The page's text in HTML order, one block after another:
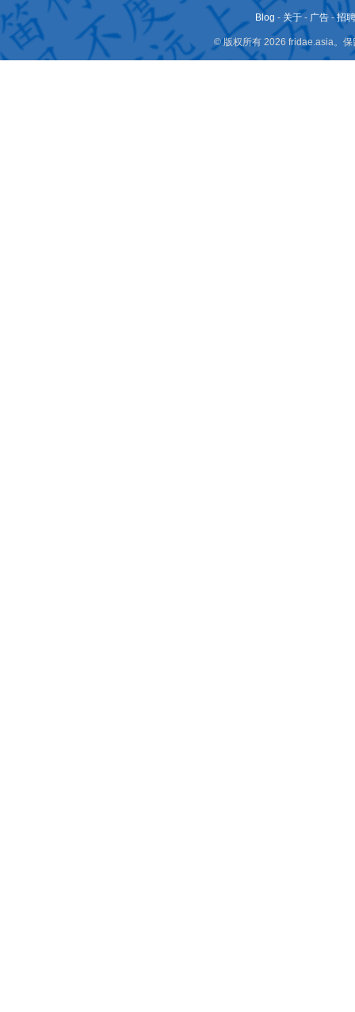
Blog - 关于 - 广告 -招
© 版权所有 2026 fridae.asia。